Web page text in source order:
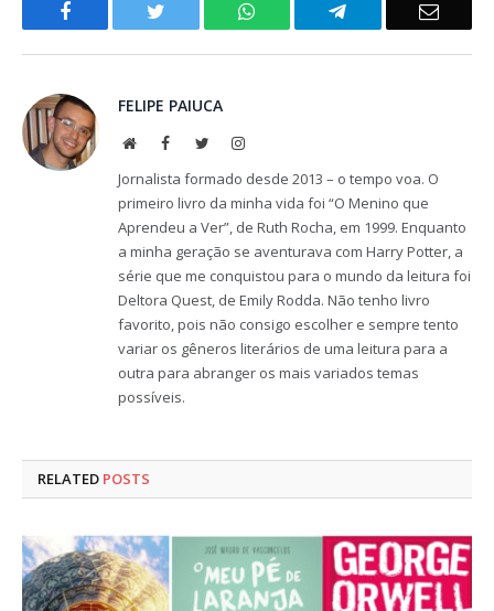
Facebook WhatsApp Telegram Email
FELIPE PAIUCA
WebsiteFacebookTwitterInstagram
Jornalista formado desde 2013 – o tempo voa. O
primeiro livro da minha vida foi “O Menino que
Aprendeu a Ver”, de Ruth Rocha, em 1999. Enquanto
a minha geração se aventurava com Harry Potter, a
série que me conquistou para o mundo da leitura foi
Deltora Quest, de Emily Rodda. Não tenho livro
favorito, pois não consigo escolher e sempre tento
variar os gêneros literários de uma leitura para a
outra para abranger os mais variados temas
possíveis.
RELATED POSTS